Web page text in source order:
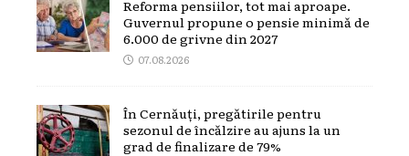
Reforma pensiilor, tot mai aproape.
Guvernul propune o pensie minimă de
6.000 de grivne din 2027
07.08.2026
În Cernăuți, pregătirile pentru
sezonul de încălzire au ajuns la un
grad de finalizare de 79%